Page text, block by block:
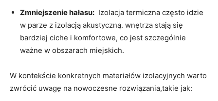
Zmniejszenie hałasu: ⁤ Izolacja termiczna często idzie
w parze z izolacją akustyczną. wnętrza⁢ stają się
bardziej ciche i komfortowe, co jest szczególnie
ważne w obszarach miejskich.
W kontekście konkretnych materiałów izolacyjnych warto
zwrócić uwagę na nowoczesne rozwiązania,takie jak: